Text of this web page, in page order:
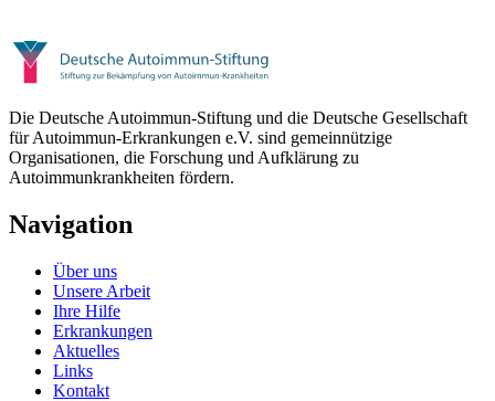
Die Deutsche Autoimmun-Stiftung und die Deutsche Gesellschaft
für Autoimmun-Erkrankungen e.V. sind gemeinnützige
Organisationen, die Forschung und Aufklärung zu
Autoimmunkrankheiten fördern.
Navigation
Über uns
Unsere Arbeit
Ihre Hilfe
Erkrankungen
Aktuelles
Links
Kontakt